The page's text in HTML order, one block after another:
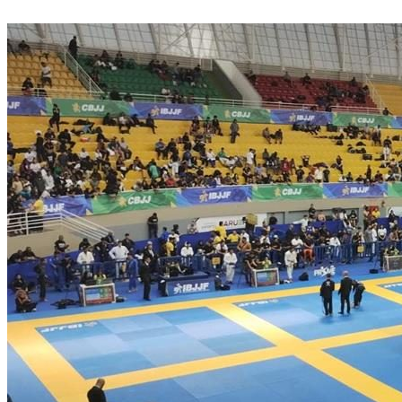
Publicidade Legal
Política
Eleições
Esportes
Saúde
Segurança
Cultura
Meio Ambiente
Obras
Educação
Bairros de Barueri
Selecione sua regiãoPara notícias da sua região
AldeiaAldeia da SerraAldeia de BarueriAlphavilleBairro
JubranBelvalBethavilleBoa
VistaCalifórniaCarapicuíba CentroChácaras MarcoCidades da
RegiãoCotiaCruz Preta Engenho Novo
Fazenda
Militar ItapeviJandira Jardim AudirJardim BelvalJardim
Califórnia
Jardim dos AltosJardim dos Camargos
Jardim
Esperança
Jardim Graziela Jardim Iracema
Jardim